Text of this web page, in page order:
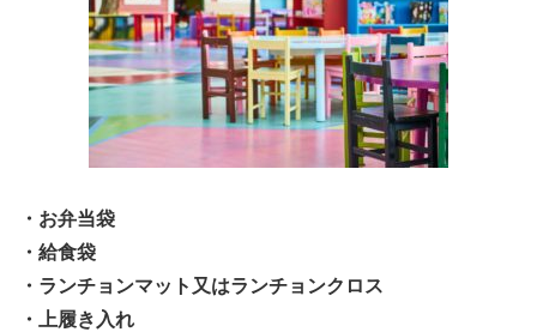
・お弁当袋
・給食袋
・ランチョンマット又はランチョンクロス
・上履き入れ